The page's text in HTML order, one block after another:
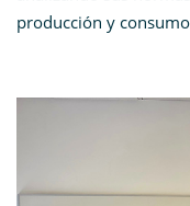
producción y